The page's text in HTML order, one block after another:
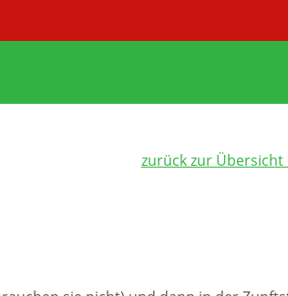
zurück zur Übersicht